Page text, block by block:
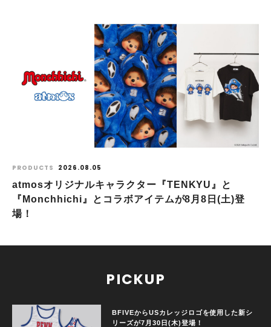
PRODUCTS 2026.08.05
atmosオリジナルキャラクター『TENKYU』と
『Monchhichi』とコラボアイテムが8月8日(土)登
場！
PICKUP
BFIVEからUSカレッジロゴを使用した新シ
リーズが7月30日(木)登場！